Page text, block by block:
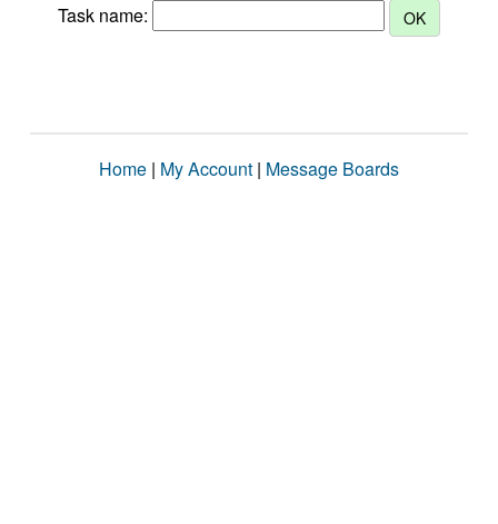
Task name:
Home | My Account | Message Boards